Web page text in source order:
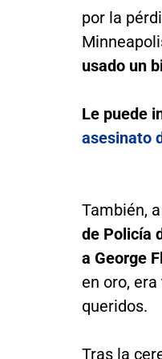
por la
usado un
Le puede
asesinato
También,
de Policía
a George
en oro,
queridos.
Tras la